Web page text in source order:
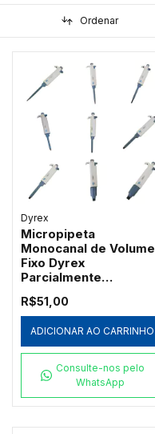
Ordenar
Dyrex
Micropipeta
Monocanal de Volume
Fixo Dyrex
Parcialmente
R$51,00
ADICIONAR AO CARRINHO
Consulte-nos pelo
WhatsApp